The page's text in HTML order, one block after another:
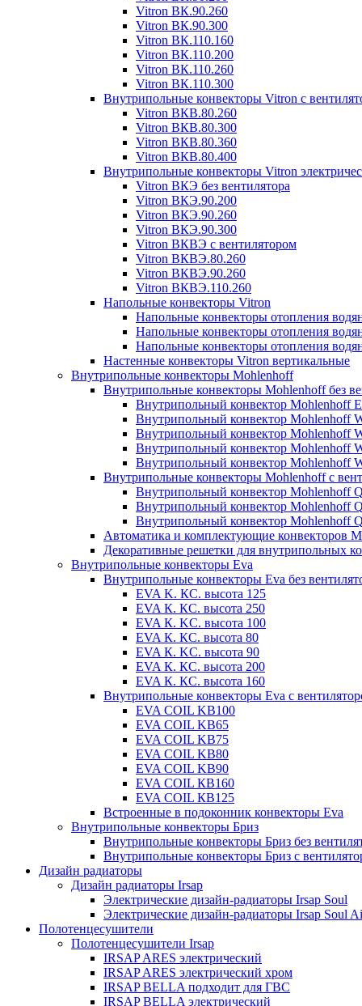
Vitron ВК.90.260
Vitron ВК.90.300
Vitron ВК.110.160
Vitron ВК.110.200
Vitron ВК.110.260
Vitron ВК.110.300
Внутрипольные конвекторы Vitron с
Vitron ВКВ.80.260
Vitron ВКВ.80.300
Vitron ВКВ.80.360
Vitron ВКВ.80.400
Внутрипольные конвекторы Vitron
Vitron ВКЭ без вентилятора
Vitron ВКЭ.90.200
Vitron ВКЭ.90.260
Vitron ВКЭ.90.300
Vitron ВКВЭ с вентилятором
Vitron ВКВЭ.80.260
Vitron ВКВЭ.90.260
Vitron ВКВЭ.110.260
Напольные конвекторы Vitron
Напольные конвекторы отопления
Напольные конвекторы отопления
Напольные конвекторы отопления
Настенные конвекторы Vitron вертикальные
Внутрипольные конвекторы Mohlenhoff
Внутрипольные конвекторы Mohlenhoff без
Внутрипольный конвектор Mohlenhoff
Внутрипольный конвектор Mohlenhoff
Внутрипольный конвектор Mohlenhoff
Внутрипольный конвектор Mohlenhoff
Внутрипольный конвектор Mohlenhoff
Внутрипольные конвекторы Mohlenhoff с
Внутрипольный конвектор Mohlenhoff
Внутрипольный конвектор Mohlenhoff
Внутрипольный конвектор Mohlenhoff
Автоматика и комплектующие конвекторов
Декоративные решетки для внутрипольных
Внутрипольные конвекторы Eva
Внутрипольные конвекторы Eva без
EVA K. КС. высота 125
EVA К. КС. высота 250
EVA К. KС. высота 100
EVA К. КС. высота 80
EVA К. KC. высота 90
EVA К. КС. высота 200
EVA К. КС. высота 160
Внутрипольные конвекторы Eva с
EVA COIL KB100
EVA COIL KB65
EVA COIL KB75
EVA COIL KB80
EVA COIL KB90
EVA COIL КВ160
EVA COIL КВ125
Встроенные в подоконник конвекторы Eva
Внутрипольные конвекторы Бриз
Внутрипольные конвекторы Бриз без
Внутрипольные конвекторы Бриз с
Дизайн радиаторы
Дизайн радиаторы Irsap
Электрические дизайн-радиаторы Irsap Soul
Электрические дизайн-радиаторы Irsap Soul
Полотенцесушители
Полотенцесушители Irsap
IRSAP ARES электрический
IRSAP ARES электрический хром
IRSAP BELLA подходит для ГВС
IRSAP BELLA электрический